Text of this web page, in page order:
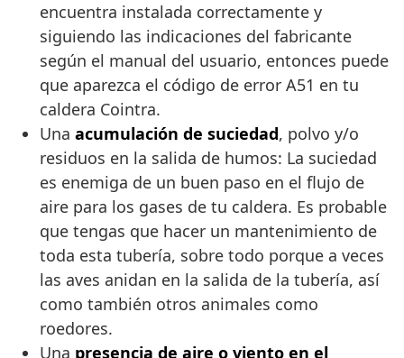
encuentra instalada correctamente y
siguiendo las indicaciones del fabricante
según el manual del usuario, entonces puede
que aparezca el código de error A51 en tu
caldera Cointra.
Una acumulación de suciedad, polvo y/o
residuos en la salida de humos: La suciedad
es enemiga de un buen paso en el flujo de
aire para los gases de tu caldera. Es probable
que tengas que hacer un mantenimiento de
toda esta tubería, sobre todo porque a veces
las aves anidan en la salida de la tubería, así
como también otros animales como
roedores.
Una presencia de aire o viento en el